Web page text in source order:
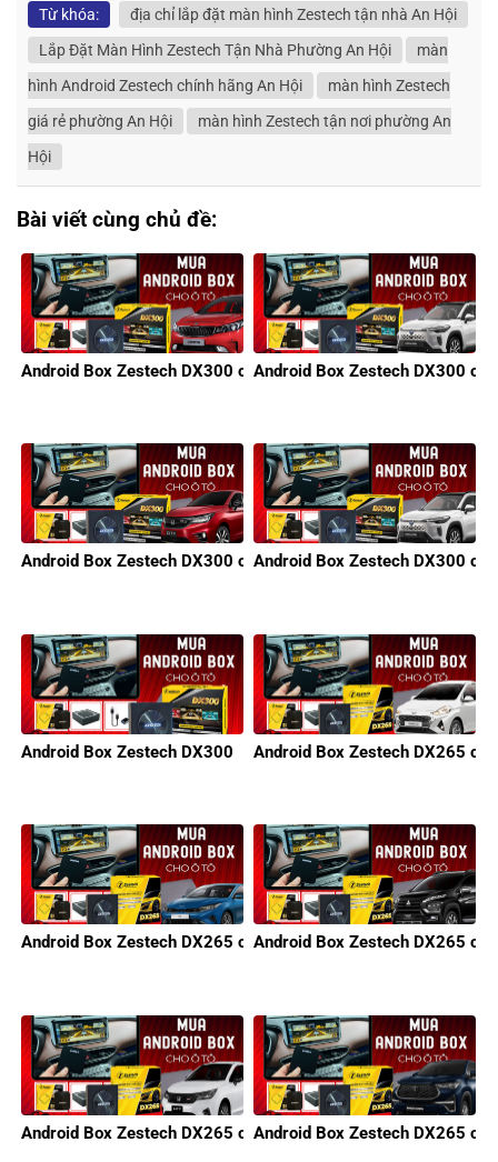
Từ khóa:
địa chỉ lắp đặt màn hình Zestech tận nhà An Hội
Lắp Đặt Màn Hình Zestech Tận Nhà Phường An Hội
màn
hình Android Zestech chính hãng An Hội
màn hình Zestech
giá rẻ phường An Hội
màn hình Zestech tận nơi phường An
Hội
Bài viết cùng chủ đề:
Android Box Zestech DX300 cho xe KIAAndroid Box Zestech DX300
Android Box Zestech DX300 cho xe HondaAndroid Box Zestech DX300
Android Box Zestech DX300 Android Box Zestech DX265
Android Box Zestech DX265 cho KIAAndroid Box Zestech DX265
Android Box Zestech DX265 cho HondaAndroid Box Zestech DX265